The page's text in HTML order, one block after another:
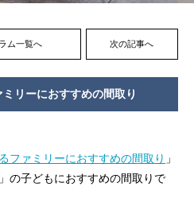
ム一覧へ 次の記事へ
リーにおすすめの間取り
ファミリーにおすすめの間取り 」
の子どもにおすすめの間取りで